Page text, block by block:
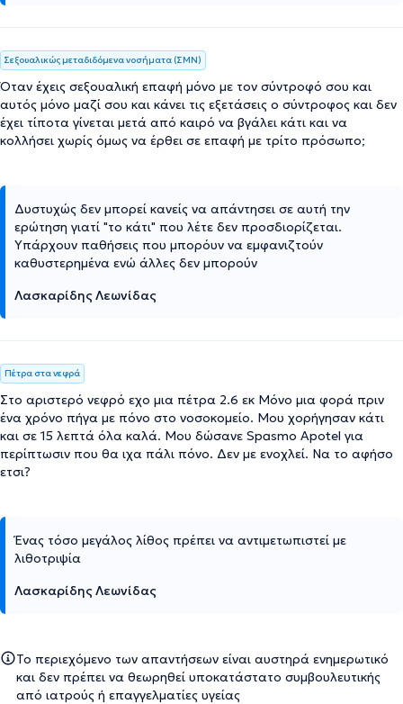
Σεξουαλικώς μεταδιδόμενα νοσήματα (ΣΜΝ)
Όταν έχεις σεξουαλική επαφή μόνο με τον σύντροφό σου και
αυτός μόνο μαζί σου και κάνει τις εξετάσεις ο σύντροφος και δεν
έχει τίποτα γίνεται μετά από καιρό να βγάλει κάτι και να
κολλήσει χωρίς όμως να έρθει σε επαφή με τρίτο πρόσωπο;
Δυστυχώς δεν μπορεί κανείς να απάντησει σε αυτή την
ερώτηση γιατί "το κάτι" που λέτε δεν προσδιορίζεται.
Υπάρχουν παθήσεις που μπορόυν να εμφανιζτούν
καθυστερημένα ενώ άλλες δεν μπορούν
Λασκαρίδης Λεωνίδας
Πέτρα στα νεφρά
Στο αριστερό νεφρό εχο μια πέτρα 2.6 εκ Μόνο μια φορά πριν
ένα χρόνο πήγα με πόνο στο νοσοκομείο. Μου χορήγησαν κάτι
και σε 15 λεπτά όλα καλά. Μου δώσανε Spasmo Apotel για
περίπτωσιν που θα ιχα πάλι πόνο. Δεν με ενοχλεί. Να το αφήσο
ετσι?
Ένας τόσο μεγάλος λίθος πρέπει να αντιμετωπιστεί με
λιθοτριψία
Λασκαρίδης Λεωνίδας
Το περιεχόμενο των απαντήσεων είναι αυστηρά ενημερωτικό
και δεν πρέπει να θεωρηθεί υποκατάστατο συμβουλευτικής
από ιατρούς ή επαγγελματίες υγείας